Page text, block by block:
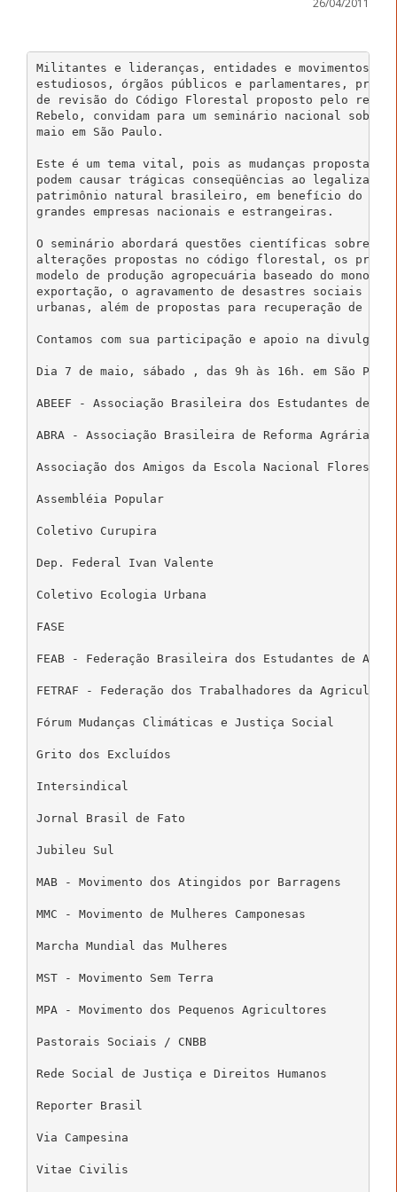
Militantes e lideranças, entidades e movimentos,
estudiosos, órgãos públicos e parlamentares,
de revisão do Código Florestal proposto pelo
Rebelo, convidam para um seminário nacional
maio em São Paulo.
Este é um tema vital, pois as mudanças propostas
podem causar trágicas conseqüências ao legalizar
patrimônio natural brasileiro, em benefício do
grandes empresas nacionais e estrangeiras.
O seminário abordará questões científicas sobre
alterações propostas no código florestal, os
modelo de produção agropecuária baseado do
exportação, o agravamento de desastres sociais e
urbanas, além de propostas para recuperação de
Contamos com sua participação e apoio na
Dia 7 de maio, sábado , das 9h às 16h. em São
ABEEF - Associação Brasileira dos Estudantes de
ABRA - Associação Brasileira de Reforma Agrária
Associação dos Amigos da Escola Nacional Florestan
Assembléia Popular
Coletivo Curupira
Dep. Federal Ivan Valente
Coletivo Ecologia Urbana
FASE
FEAB - Federação Brasileira dos Estudantes de
FETRAF - Federação dos Trabalhadores da
Fórum Mudanças Climáticas e Justiça Social
Grito dos Excluídos
Intersindical
Jornal Brasil de Fato
Jubileu Sul
MAB - Movimento dos Atingidos por Barragens
MMC - Movimento de Mulheres Camponesas
Marcha Mundial das Mulheres
MST - Movimento Sem Terra
MPA - Movimento dos Pequenos Agricultores
Pastorais Sociais / CNBB
Rede Social de Justiça e Direitos Humanos
Reporter Brasil
Via Campesina
Vitae Civilis